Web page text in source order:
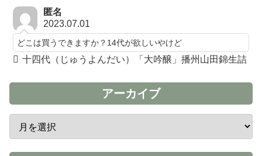
匿名
2023.07.01
どこは買うできますか？14代が欲しいやけど
十四代（じゅうよんだい）「大吟醸」播州山田錦生詰
アーカイブ